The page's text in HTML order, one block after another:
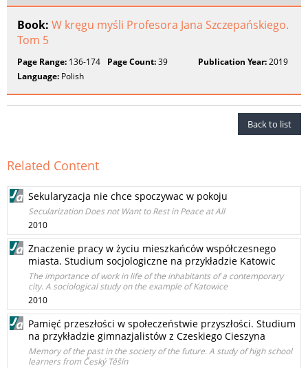
Book: W kręgu myśli Profesora Jana Szczepańskiego.
Tom 5
Page Range: 136-174 Page Count:39 Publication Year:2019
Language: Polish
Back to list
Related Content
Sekularyzacja nie chce spoczywac w pokoju
Secularization Does not Want to Rest in Peace at All
2010
Znaczenie pracy w życiu mieszkańców współczesnego
miasta. Studium socjologiczne na przykładzie Katowic
The importance of work in life of the inhabitants of a contemporary
city. A sociological study on the example of Katowice
2010
Pamięć przeszłości w społeczeństwie przyszłości. Studium
na przykładzie gimnazjalistów z Czeskiego Cieszyna
Memory of the past in the society of the future. A study of high school
learners from Český Těšín